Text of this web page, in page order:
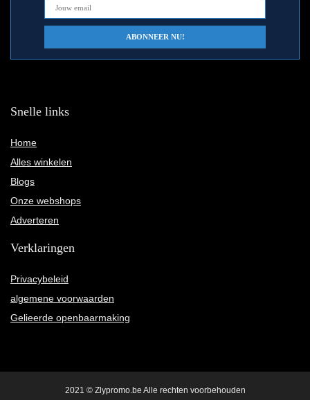
Snelle links
Home
Alles winkelen
Blogs
Onze webshops
Adverteren
Verklaringen
Privacybeleid
algemene voorwaarden
Gelieerde openbaarmaking
2021 © Zlypromo.be Alle rechten voorbehouden